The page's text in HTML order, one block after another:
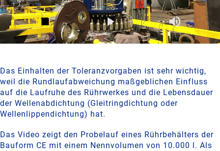
Das Einhalten der Toleranzvorgaben ist sehr wichtig,
weil die Rundlaufabweichung maßgeblichen Einfluss
auf die Laufruhe des Rührwerkes und die Lebensdauer
der Wellenabdichtung (Gleitringdichtung oder
Wellenlippendichtung) hat.
Das Video zeigt den Probelauf eines Rührbehälters der
Bauform CE mit einem Nennvolumen von 10.000 l. Als